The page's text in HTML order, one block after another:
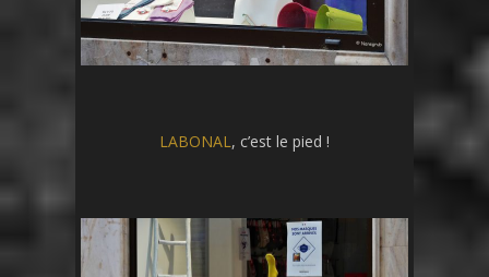
LABONAL , c’est le pied !